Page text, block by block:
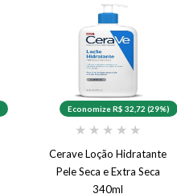
Economize R$ 32,72 (29%)
★ ★ ★ ★ ★
Cerave Loção Hidratante
Pele Seca e Extra Seca
340ml